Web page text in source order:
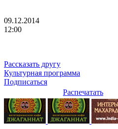
09.12.2014
12:00
Рассказать другу
Культурная программа
Подписаться
Распечатать